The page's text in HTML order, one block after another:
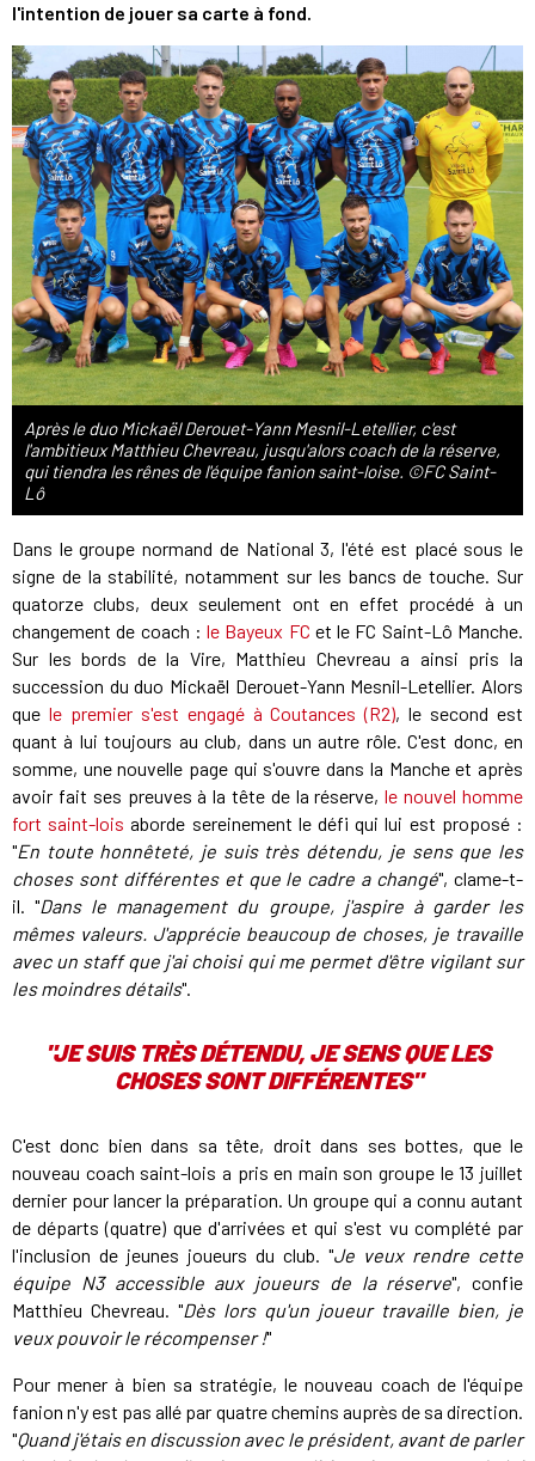
l'intention de jouer sa carte à fond.
Après le duo Mickaël Derouet-Yann Mesnil-Letellier, c'est
l'ambitieux Matthieu Chevreau, jusqu'alors coach de la réserve,
qui tiendra les rênes de l'équipe fanion saint-loise. ©FC Saint-
Lô
Dans le groupe normand de National 3, l'été est placé sous le
signe de la stabilité, notamment sur les bancs de touche. Sur
quatorze clubs, deux seulement ont en effet procédé à un
changement de coach :le Bayeux FC et le FC Saint-Lô Manche.
Sur les bords de la Vire, Matthieu Chevreau a ainsi pris la
succession du duo Mickaël Derouet-Yann Mesnil-Letellier. Alors
que le premier s'est engagé à Coutances (R2), le second est
quant à lui toujours au club, dans un autre rôle. C'est donc, en
somme, une nouvelle page qui s'ouvre dans la Manche et après
avoir fait ses preuves à la tête de la réserve,le nouvel homme
fort saint-lois aborde sereinement le défi qui lui est proposé :
"En toute honnêteté, je suis très détendu, je sens que les
choses sont différentes et que le cadre a changé", clame-t-
il. "Dans le management du groupe, j'aspire à garder les
mêmes valeurs. J'apprécie beaucoup de choses, je travaille
avec un staff que j'ai choisi qui me permet d'être vigilant sur
les moindres détails".
"JE SUIS TRÈS DÉTENDU, JE SENS QUE LES
CHOSES SONT DIFFÉRENTES"
C'est donc bien dans sa tête, droit dans ses bottes, que le
nouveau coach saint-lois a pris en main son groupe le 13 juillet
dernier pour lancer la préparation. Un groupe qui a connu autant
de départs (quatre) que d'arrivées et qui s'est vu complété par
l'inclusion de jeunes joueurs du club. "Je veux rendre cette
équipe N3 accessible aux joueurs de la réserve", confie
Matthieu Chevreau. "Dès lors qu'un joueur travaille bien, je
veux pouvoir le récompenser !"
Pour mener à bien sa stratégie, le nouveau coach de l'équipe
fanion n'y est pas allé par quatre chemins auprès de sa direction.
"Quand j'étais en discussion avec le président, avant de parler